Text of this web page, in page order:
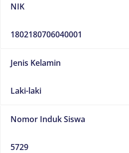
NIK
1802180706040001
Jenis Kelamin
Laki-laki
Nomor Induk Siswa
5729